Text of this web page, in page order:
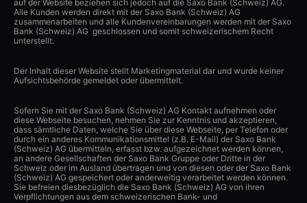
auf der Website beziehen sich jedoch auf die Saxo Bank (Schweiz) AG.
Alle Kunden werden direkt mit der Saxo Bank (Schweiz) AG
zusammenarbeiten und alle Kundenvereinbarungen werden mit der Saxo
Bank (Schweiz) AG geschlossen und somit schweizerischem Recht
unterstellt.
Der Inhalt dieser Website stellt Marketingmaterial dar und wurde keiner
Aufsichtsbehörde gemeldet oder übermittelt.
Sofern Sie mit der Saxo Bank (Schweiz) AG Kontakt aufnehmen oder
diese Webseite besuchen, nehmen Sie zur Kenntnis und akzeptieren,
dass sämtliche Daten, welche Sie über diese Webseite, per Telefon oder
durch ein anderes Kommunikationsmittel (z.B. E-Mail) der Saxo Bank
(Schweiz) AG übermitteln, erfasst bzw. aufgezeichnet werden können,
an andere Gesellschaften der Saxo Bank Gruppe oder Dritte in der
Schweiz oder im Ausland übertragen und von diesen oder der Saxo Bank
(Schweiz) AG gespeichert oder anderweitig verarbeitet werden können.
Sie befreien diesbezüglich die Saxo Bank (Schweiz) AG von ihren
Verpflichtungen aus dem schweizerischen Bank- und